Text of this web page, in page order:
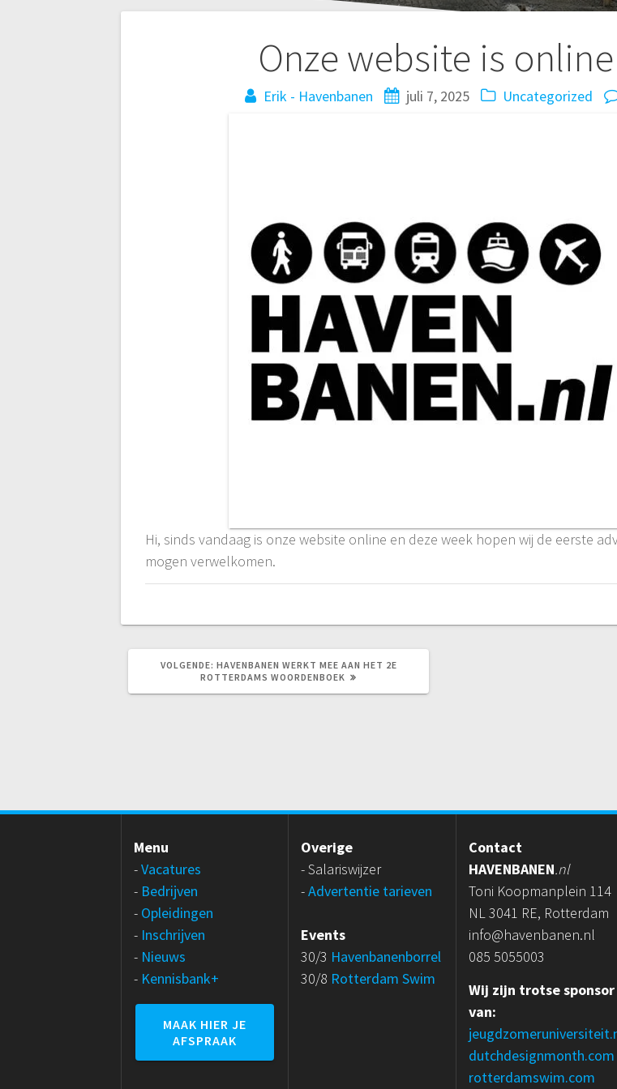
Onze website is online
Erik - Havenbanen juli 7, 2025 Uncategorized
Hi, sinds vandaag is onze website online en deze week hopen wij de eerste
mogen verwelkomen.
navigatie
VOLGENDE: VOLGEND
BERICHT:
HAVENBANEN WERKT MEE AAN HET 2E
ROTTERDAMS WOORDENBOEK
Menu
-Vacatures
- Bedrijven
- Opleidingen
- Inschrijven
- Nieuws
- Kennisbank+
MAAK HIER JE
AFSPRAAK
Overige
- Salariswijzer
-Advertentie tarieven
Events
30/3 Havenbanenborrel
30/8 Rotterdam Swim
Contact
HAVENBANEN.nl
Toni Koopmanplein 114
NL 3041 RE, Rotterdam
info@havenbanen.nl
085 5055003
Wij zijn trotse sponsor
van:
dutchdesignmonth.com
rotterdamswim.com